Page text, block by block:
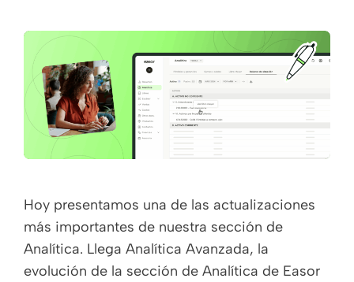
Hoy presentamos una de las actualizaciones
más importantes de nuestra sección de
Analítica. Llega Analítica Avanzada, la
evolución de la sección de Analítica de Easor